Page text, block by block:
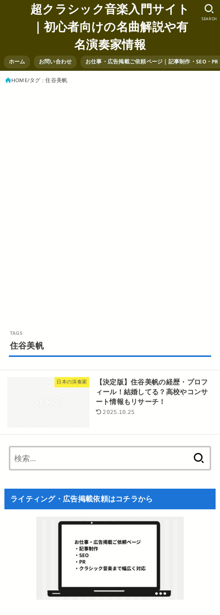
超クラシック音楽入門サイト
｜初心者向けの名曲解説や有
名演奏家情報
ホーム お問い合わせ お仕事・広告掲載ご依頼ページ｜記事制作・SEO・
SEARCH
HOME タグ : 住谷美帆
住谷美帆
日本の演奏家
【決定版】住谷美帆の経歴・プロフ
ィール！結婚してる？高校やコンサ
ート情報もリサーチ！
2025.10.25
ライティング・広告掲載依頼はコチラから